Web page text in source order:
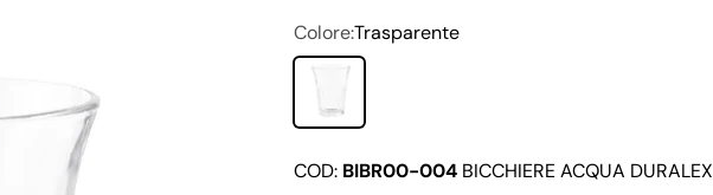
Colore:Trasparente
Trasparente
COD: BIBR00-004 BICCHIERE ACQUA DURALEX